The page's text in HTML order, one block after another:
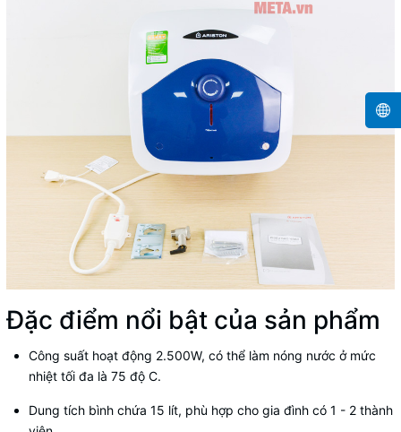
Đặc điểm nổi bật của sản phẩm
Công suất hoạt động 2.500W, có thể làm nóng nước ở mức
nhiệt tối đa là 75 độ C.
Dung tích bình chứa 15 lít, phù hợp cho gia đình có 1 - 2 thành